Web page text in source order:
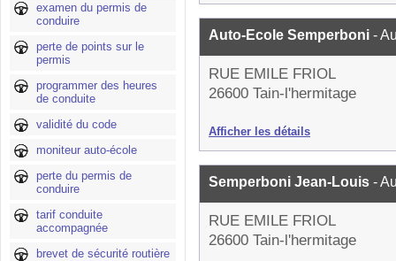
examen du permis de
conduire
perte de points sur le
permis
programmer des heures
de conduite
validité du code
moniteur auto-école
perte du permis de
conduire
tarif conduite
accompagnée
brevet de sécurité routière
Auto-Ecole Semperboni -
RUE EMILE FRIOL
26600 Tain-l'hermitage
Afficher les détails
Semperboni Jean-Louis -
RUE EMILE FRIOL
26600 Tain-l'hermitage